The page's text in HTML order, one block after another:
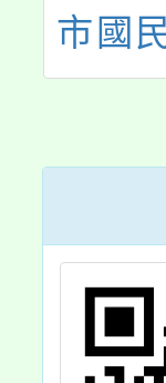
市國
幼兒
實施
點、
七點